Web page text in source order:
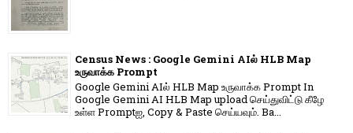
Census News : Google Gemini AIல் HLB Map
உருவாக்க Prompt
Google Gemini AIல் HLB Map உருவாக்க Prompt In
Google Gemini AI HLB Map upload செய்துவிட்டு கீழே
உள்ள Promptஐ, Copy & Paste செய்யவும். Ba...